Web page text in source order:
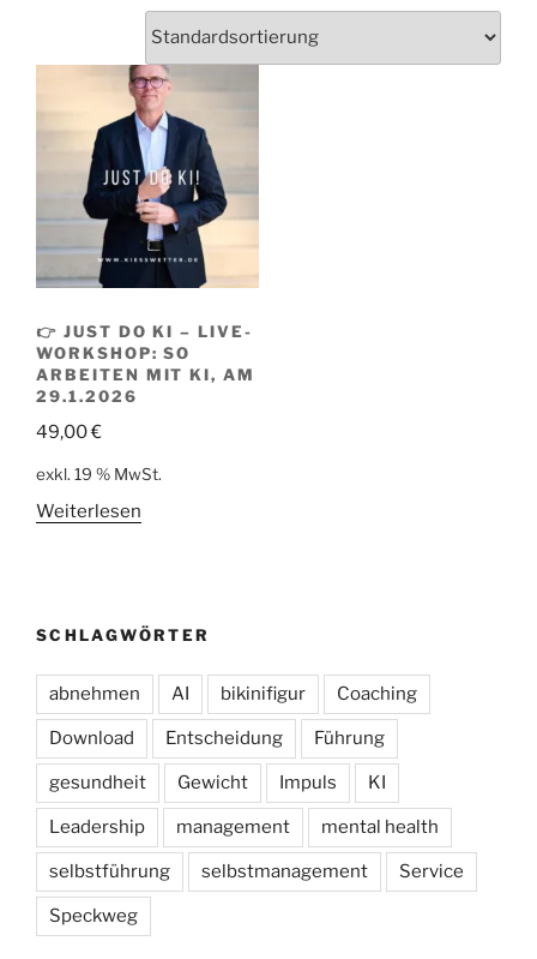
👉 JUST DO KI – LIVE-
WORKSHOP: SO
ARBEITEN MIT KI, AM
29.1.2026
49,00€
exkl. 19 % MwSt.
Weiterlesen
SCHLAGWÖRTER
abnehmen AI bikinifigur Coaching
Download Entscheidung Führung
gesundheit Gewicht Impuls KI
Leadership management mental health
selbstführung selbstmanagement Service
Speckweg